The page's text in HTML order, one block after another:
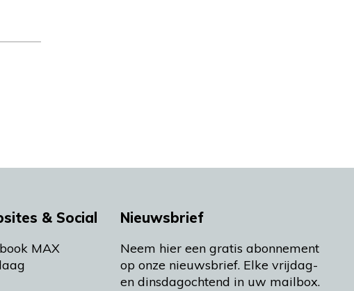
& Social
MAX
Nieuwsbrief
Neem hier een gratis abonnement
op onze nieuwsbrief. Elke vrijdag-
en dinsdagochtend in uw mailbox.